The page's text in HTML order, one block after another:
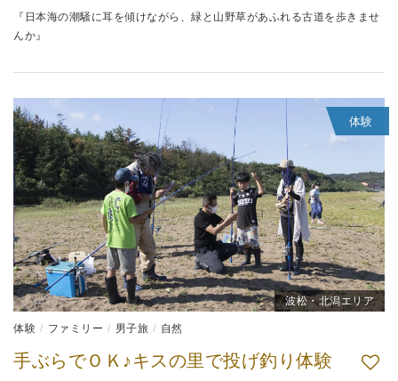
『日本海の潮騒に耳を傾けながら、緑と山野草があふれる古道を歩きませ
んか』
体験
波松・北潟エリア
体験 ファミリー 男子旅 自然
手ぶらでＯＫ♪キスの里で投げ釣り体験